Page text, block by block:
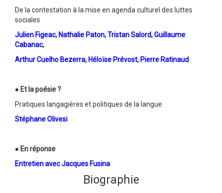
De la contestation à la mise en agenda culturel des luttes
sociales
Julien Figeac, Nathalie Paton, Tristan Salord, Guillaume
Cabanac,
Arthur Cuelho Bezerra, Héloïse Prévost, Pierre Ratinaud
● Et la poésie ?
Pratiques langagières et politiques de la langue
Stéphane Olivesi
● En réponse
Entretien avec Jacques Fusina
Biographie